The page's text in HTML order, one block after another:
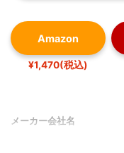
Amazon
¥1,470(税込)
メーカー会社名